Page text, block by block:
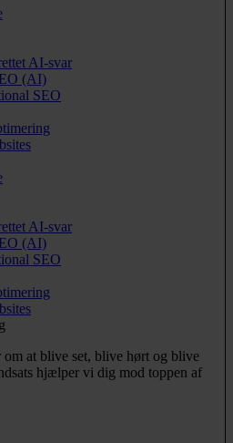
AI-svar
(AI)
SEO
AI-svar
(AI)
SEO
at blive set, blive hørt og blive
hjælper vi dig mod toppen af